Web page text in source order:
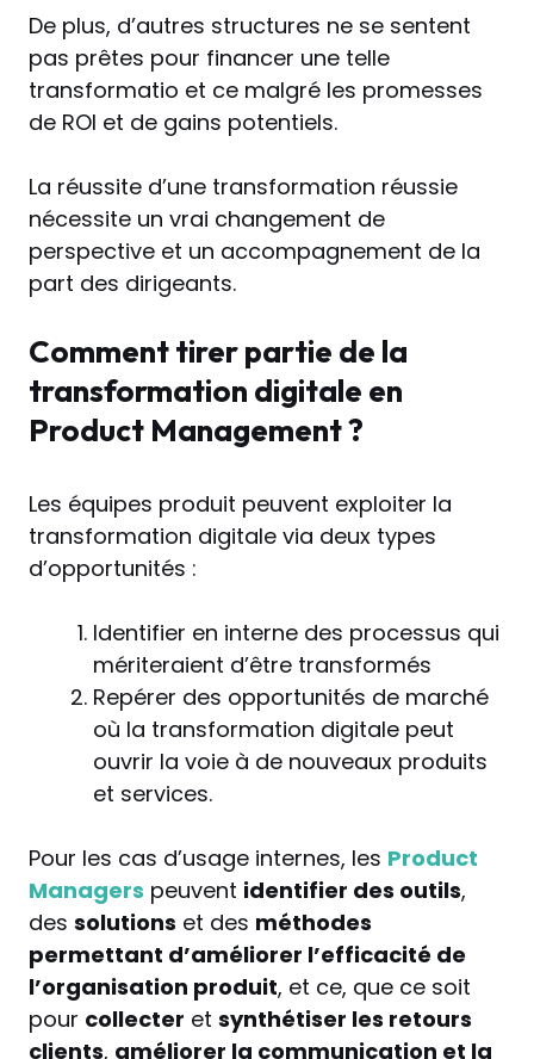
De plus, d’autres structures ne se sentent
pas prêtes pour financer une telle
transformatio et ce malgré les promesses
de ROI et de gains potentiels.
La réussite d’une transformation réussie
nécessite un vrai changement de
perspective et un accompagnement de la
part des dirigeants.
Comment tirer partie de la
transformation digitale en
Product Management ?
Les équipes produit peuvent exploiter la
transformation digitale via deux types
d’opportunités :
Identifier en interne des processus qui
mériteraient d’être transformés
Repérer des opportunités de marché
où la transformation digitale peut
ouvrir la voie à de nouveaux produits
et services.
Pour les cas d’usage internes, les Product
Managers peuvent identifier des outils,
des solutions et des méthodes
permettant d’améliorer l’efficacité de
l’organisation produit, et ce, que ce soit
pour collecter et synthétiser les retours
clients, améliorer la communication et la